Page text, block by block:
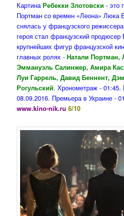
КартинаРебекки Злотовски - это
Портман со времен «Леона» Люка
снялась у французского
героя стал французский
крупнейших фигур французской
главных ролях -Натали Портман,
Эммануэль Салинжер, Амира
Луи Гаррель, Давид Беннент,
Рогульский. Хронометраж -
08.09.2016. Премьера в Украине -
www.kino-nik.ru 6/10